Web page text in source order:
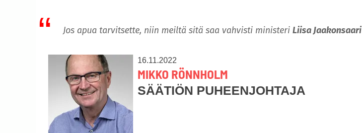
Jos apua tarvitsette, niin meiltä sitä saa vahvisti ministeri Liisa Jaakonsaari
16.11.2022
MIKKO RÖNNHOLM
SÄÄTIÖN PUHEENJOHTAJA